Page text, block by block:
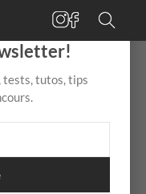
module
×
tests, tutos, tips